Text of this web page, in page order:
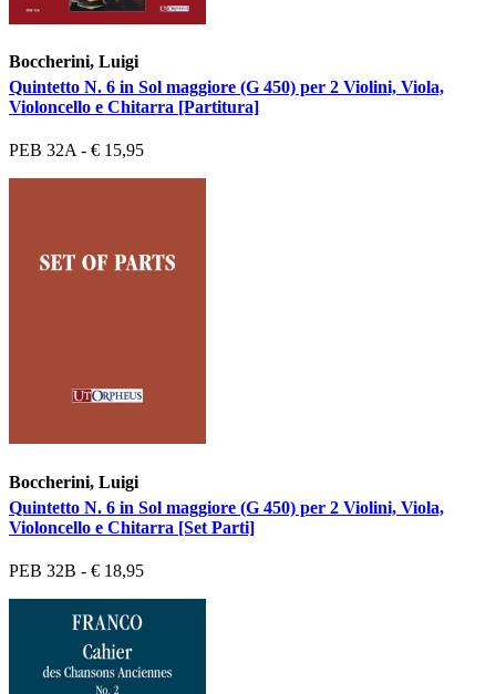
Boccherini, Luigi
Quintetto N. 6 in Sol maggiore (G 450) per 2 Violini, Viola,
Violoncello e Chitarra [Partitura]
PEB 32A - € 15,95
Boccherini, Luigi
Quintetto N. 6 in Sol maggiore (G 450) per 2 Violini, Viola,
Violoncello e Chitarra [Set Parti]
PEB 32B - € 18,95